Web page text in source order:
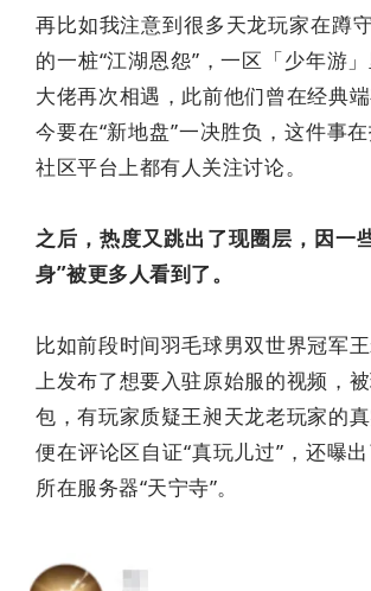
再比如我注意到很多天龙玩家在蹲
的一桩“江湖恩怨”，一区「少年游
大佬再次相遇，此前他们曾在经典
今要在“新地盘”一决胜负，这件事
社区平台上都有人关注讨论。
之后，热度又跳出了现圈层，因一
身”被更多人看到了。
比如前段时间羽毛球男双世界冠军
上发布了想要入驻原始服的视频，
包，有玩家质疑王昶天龙老玩家的
便在评论区自证“真玩儿过”，还曝
所在服务器“天宁寺”。